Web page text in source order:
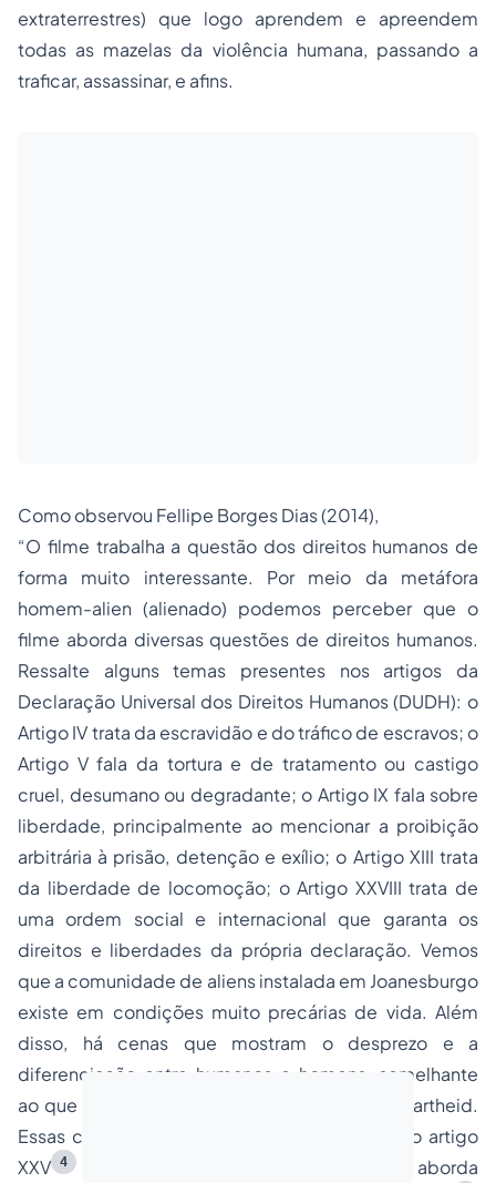
extraterrestres) que logo aprendem e apreendem
todas as mazelas da violência humana, passando a
traficar, assassinar, e afins.
Como observou Fellipe Borges Dias (2014),
“O filme trabalha a questão dos direitos humanos de
forma muito interessante. Por meio da metáfora
homem-alien (alienado) podemos perceber que o
filme aborda diversas questões de direitos humanos.
Ressalte alguns temas presentes nos artigos da
Declaração Universal dos Direitos Humanos (DUDH): o
Artigo IV trata da escravidão e do tráfico de escravos; o
Artigo V fala da tortura e de tratamento ou castigo
cruel, desumano ou degradante; o Artigo IX fala sobre
liberdade, principalmente ao mencionar a proibição
arbitrária à prisão, detenção e exílio; o Artigo XIII trata
da liberdade de locomoção; o Artigo XXVIII trata de
uma ordem social e internacional que garanta os
direitos e liberdades da própria declaração. Vemos
que a comunidade de aliens instalada em Joanesburgo
existe em condições muito precárias de vida. Além
disso, há cenas que mostram o desprezo e a
diferenciação entre humanos e homens, semelhante
ao que ocorreu na própria África, durante o apartheid.
Essas condições de vida ferem o princípio do artigo
XXV 4 da DUDH. Já a questão da diferença, aborda